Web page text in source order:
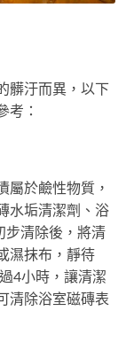
髒汙而異，以下
考：
屬於鹼性物質，
水垢清潔劑、浴
步清除後，將清
濕抹布，靜待
4小時，讓清潔
清除浴室磁磚表